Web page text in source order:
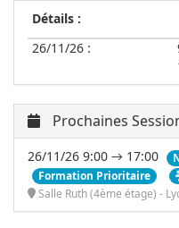
Détails :
26/11/26 :
Prochaines
26/11/26 9:00 → 17:00
Formation Prioritaire
Salle Ruth (4ème étage) -